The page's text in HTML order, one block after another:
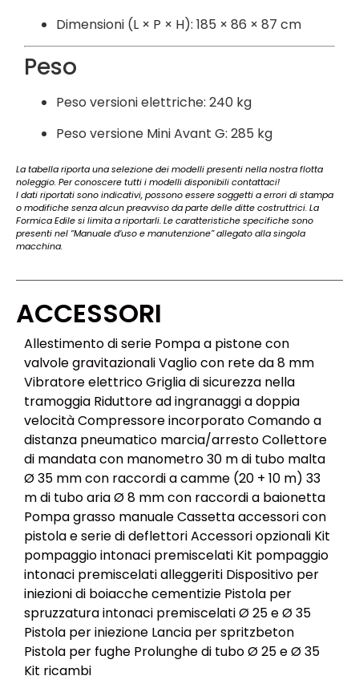
Dimensioni (L × P × H): 185 × 86 × 87 cm
Peso
Peso versioni elettriche: 240 kg
Peso versione Mini Avant G: 285 kg
La tabella riporta una selezione dei modelli presenti nella nostra flotta
noleggio. Per conoscere tutti i modelli disponibili contattaci!
I dati riportati sono indicativi, possono essere soggetti a errori di stampa
o modifiche senza alcun preavviso da parte delle ditte costruttrici. La
Formica Edile si limita a riportarli. Le caratteristiche specifiche sono
presenti nel “Manuale d’uso e manutenzione” allegato alla singola
macchina.
ACCESSORI
Allestimento di serie Pompa a pistone con
valvole gravitazionali Vaglio con rete da 8 mm
Vibratore elettrico Griglia di sicurezza nella
tramoggia Riduttore ad ingranaggi a doppia
velocità Compressore incorporato Comando a
distanza pneumatico marcia/arresto Collettore
di mandata con manometro 30 m di tubo malta
Ø 35 mm con raccordi a camme (20 + 10 m) 33
m di tubo aria Ø 8 mm con raccordi a baionetta
Pompa grasso manuale Cassetta accessori con
pistola e serie di deflettori Accessori opzionali Kit
pompaggio intonaci premiscelati Kit pompaggio
intonaci premiscelati alleggeriti Dispositivo per
iniezioni di boiacche cementizie Pistola per
spruzzatura intonaci premiscelati Ø 25 e Ø 35
Pistola per iniezione Lancia per spritzbeton
Pistola per fughe Prolunghe di tubo Ø 25 e Ø 35
Kit ricambi